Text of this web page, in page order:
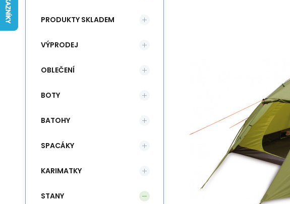
PRODUKTY SKLADEM
VÝPRODEJ
OBLEČENÍ
BOTY
BATOHY
SPACÁKY
KARIMATKY
STANY